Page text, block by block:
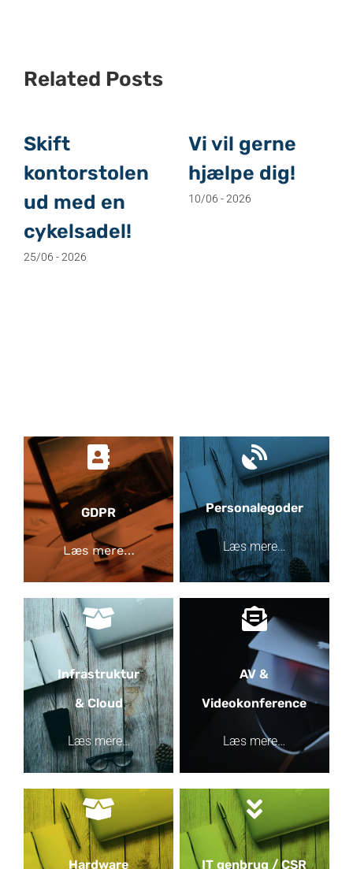
Related Posts
Skift
kontorstolen
ud med en
cykelsadel!
25/06 - 2026
Vi vil gerne
hjælpe dig!
10/06 - 2026
GDPR
Læs mere…
Personalegoder
Læs mere…
Infrastruktur
& Cloud
Læs mere…
AV &
Videokonference
Læs mere…
Hardware IT genbrug / CSR